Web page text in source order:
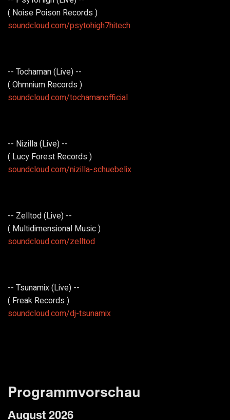
( Noise Poison Records )
soundcloud.com/psytohigh7hitech
-- Tochaman (Live) --
( Ohmnium Records )
soundcloud.com/tochamanofficial
-- Nizilla (Live) --
( Lucy Forest Records )
soundcloud.com/nizilla-schuebelix
-- Zelltod (Live) --
( Multidimensional Music )
soundcloud.com/zelltod
-- Tsunamix (Live) --
( Freak Records )
soundcloud.com/dj-tsunamix
Programmvorschau
August 2026